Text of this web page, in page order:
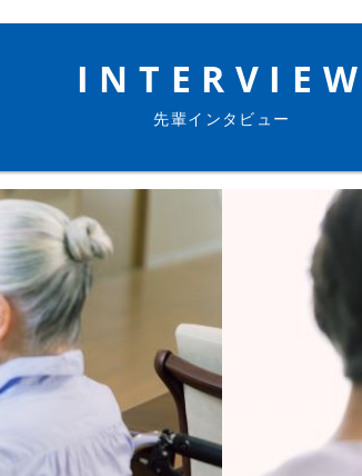
INTERVIEW
先輩インタビュー